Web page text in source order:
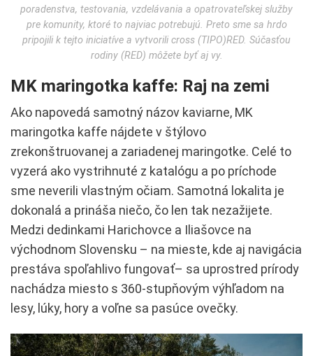
poradenstva, testovania, vzdelávania a opatrovateľskej služby
pre komunity, ktoré to najviac potrebujú. Preto sme sa hrdo
pripojili k tejto iniciatíve a vytvorili cross (TIPO)RED. Súčasťou
rodiny (RED) môžete byť aj vy.
MK maringotka kaffe: Raj na zemi
Ako napovedá samotný názov kaviarne, MK
maringotka kaffe nájdete v štýlovo
zrekonštruovanej a zariadenej maringotke. Celé to
vyzerá ako vystrihnuté z katalógu a po príchode
sme neverili vlastným očiam. Samotná lokalita je
dokonalá a prináša niečo, čo len tak nezažijete.
Medzi dedinkami Harichovce a Iliašovce na
východnom Slovensku – na mieste, kde aj navigácia
prestáva spoľahlivo fungovať– sa uprostred prírody
nachádza miesto s 360-stupňovým výhľadom na
lesy, lúky, hory a voľne sa pasúce ovečky.